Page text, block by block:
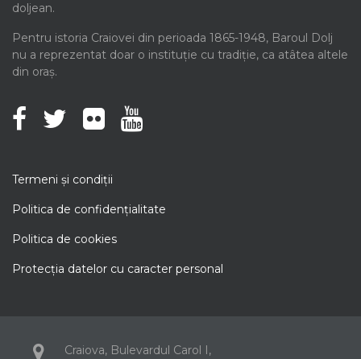
doljean.
Pentru istoria Craiovei din perioada 1865-1948, Baroul Dolj
nu a reprezentat doar o instituție cu tradiție, ca atâtea altele
din oraș.
Termeni şi condiţii
Politica de confidenţialitate
Politica de cookies
Protecţia datelor cu caracter personal
Craiova, Bulevardul Carol I,